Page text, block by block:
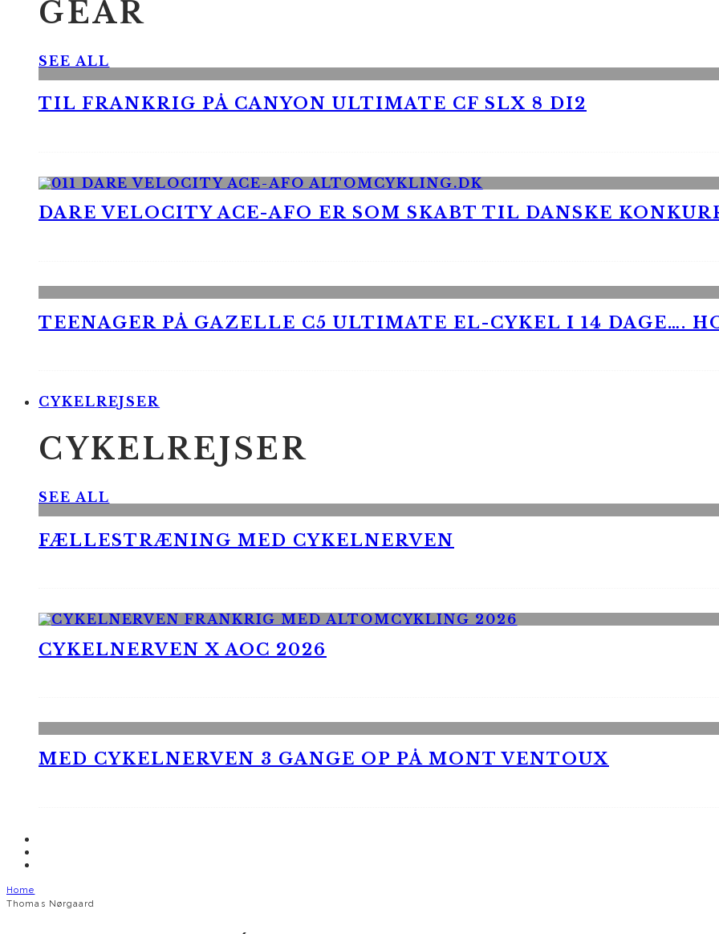
GEAR
SEE ALL
TIL FRANKRIG PÅ CANYON ULTIMATE CF SLX 8 DI2
DARE VELOCITY ACE-AFO ER SOM SKABT TIL DANSKE
TEENAGER PÅ GAZELLE C5 ULTIMATE EL-CYKEL I 14 DAGE….
CYKELREJSER
CYKELREJSER
SEE ALL
FÆLLESTRÆNING MED CYKELNERVEN
CYKELNERVEN X AOC 2026
MED CYKELNERVEN 3 GANGE OP PÅ MONT VENTOUX
Home
Thomas Nørgaard